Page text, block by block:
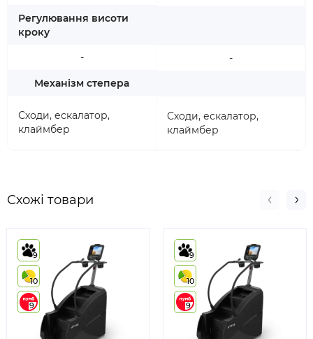
Регулювання висоти
кроку
-
Механізм степера
Сходи, ескалатор,
клаймбер
-
Сходи, ескалатор,
клаймбер
Схожі товари
9
10
9
9
10
9